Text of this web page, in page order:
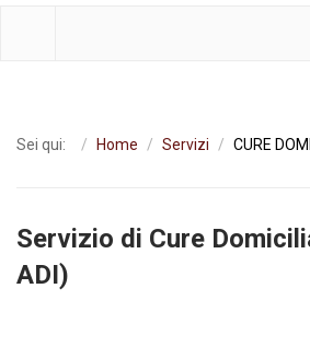
Sei qui: Home Servizi CURE
Servizio di Cure
ADI)